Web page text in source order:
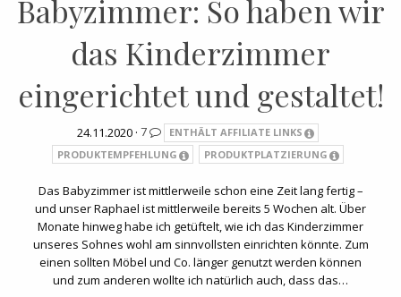
Babyzimmer: So haben wir
das Kinderzimmer
eingerichtet und gestaltet!
24.11.2020 · 7
ENTHÄLT AFFILIATE LINKS
PRODUKTEMPFEHLUNG
PRODUKTPLATZIERUNG
Das Babyzimmer ist mittlerweile schon eine Zeit lang fertig –
und unser Raphael ist mittlerweile bereits 5 Wochen alt. Über
Monate hinweg habe ich getüftelt, wie ich das Kinderzimmer
unseres Sohnes wohl am sinnvollsten einrichten könnte. Zum
einen sollten Möbel und Co. länger genutzt werden können
und zum anderen wollte ich natürlich auch, dass das…